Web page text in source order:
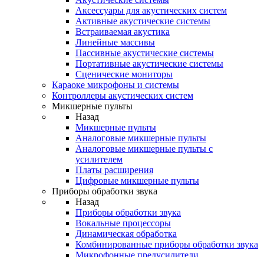
Аксессуары для акустических систем
Активные акустические системы
Встраиваемая акустика
Линейные массивы
Пассивные акустические системы
Портативные акустические системы
Сценические мониторы
Караоке микрофоны и системы
Контроллеры акустических систем
Микшерные пульты
Назад
Микшерные пульты
Аналоговые микшерные пульты
Аналоговые микшерные пульты с
усилителем
Платы расширения
Цифровые микшерные пульты
Приборы обработки звука
Назад
Приборы обработки звука
Вокальные процессоры
Динамическая обработка
Комбинированные приборы обработки звука
Микрофонные предусилители